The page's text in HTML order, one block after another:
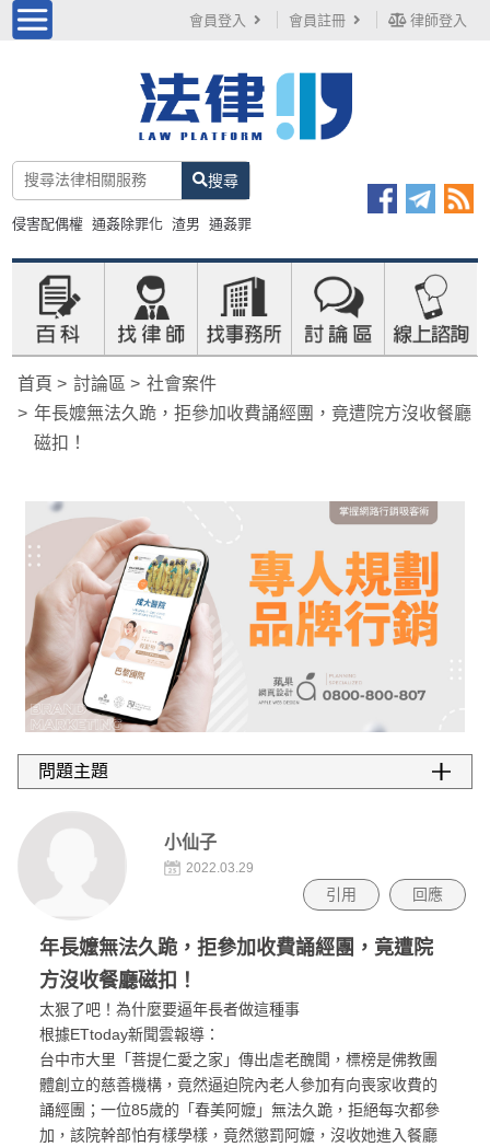
會員登入 會員註冊 律師登入
搜尋
侵害配偶權 通姦除罪化 渣男 通姦罪
首頁 討論區
社會案件
年長嬤無法久跪，拒參加收費誦經團，竟遭院方沒收餐廳
磁扣！
小仙子
2022.03.29
引用 回應
年長嬤無法久跪，拒參加收費誦經團，竟遭院
方沒收餐廳磁扣！
太狠了吧！為什麼要逼年長者做這種事
根據ETtoday新聞雲報導：
台中市大里「菩提仁愛之家」傳出虐老醜聞，標榜是佛教團
體創立的慈善機構，竟然逼迫院內老人參加有向喪家收費的
誦經團；一位85歲的「春美阿嬤」無法久跪，拒絕每次都參
加，該院幹部怕有樣學樣，竟然懲罰阿嬤，沒收她進入餐廳